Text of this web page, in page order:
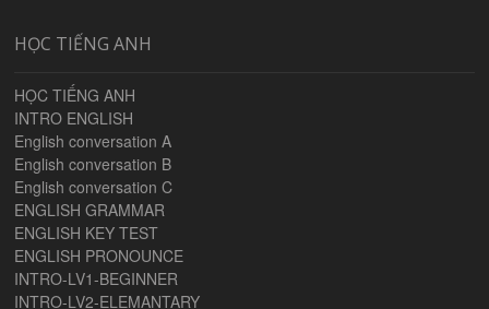
HỌC TIẾNG ANH
HỌC TIẾNG ANH
INTRO ENGLISH
English conversation A
English conversation B
English conversation C
ENGLISH GRAMMAR
ENGLISH KEY TEST
ENGLISH PRONOUNCE
INTRO-LV1-BEGINNER
INTRO-LV2-ELEMANTARY